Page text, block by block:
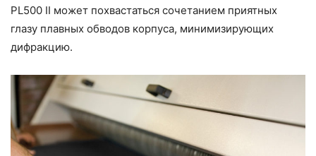
PL500 II может похвастаться сочетанием приятных
глазу плавных обводов корпуса, минимизирующих
дифракцию.